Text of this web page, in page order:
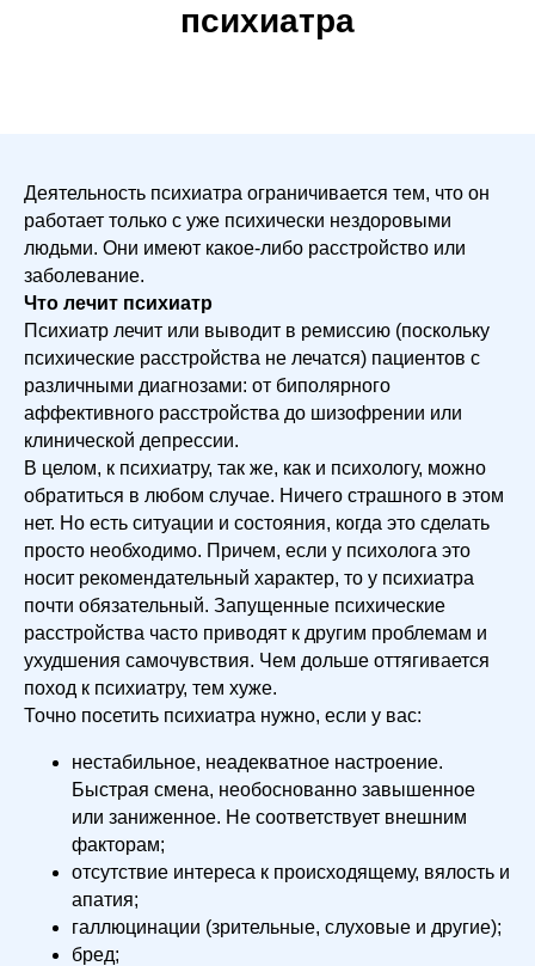
психиатра
Деятельность психиатра ограничивается тем, что он
работает только с уже психически нездоровыми
людьми. Они имеют какое-либо расстройство или
заболевание.
Что лечит психиатр
Психиатр лечит или выводит в ремиссию (поскольку
психические расстройства не лечатся) пациентов с
различными диагнозами: от биполярного
аффективного расстройства до шизофрении или
клинической депрессии.
В целом, к психиатру, так же, как и психологу, можно
обратиться в любом случае. Ничего страшного в этом
нет. Но есть ситуации и состояния, когда это сделать
просто необходимо. Причем, если у психолога это
носит рекомендательный характер, то у психиатра
почти обязательный. Запущенные психические
расстройства часто приводят к другим проблемам и
ухудшения самочувствия. Чем дольше оттягивается
поход к психиатру, тем хуже.
Точно посетить психиатра нужно, если у вас:
нестабильное, неадекватное настроение.
Быстрая смена, необоснованно завышенное
или заниженное. Не соответствует внешним
факторам;
отсутствие интереса к происходящему, вялость и
апатия;
галлюцинации (зрительные, слуховые и другие);
бред;